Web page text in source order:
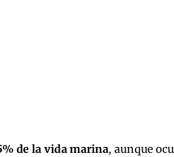
de la vida marina, aunque